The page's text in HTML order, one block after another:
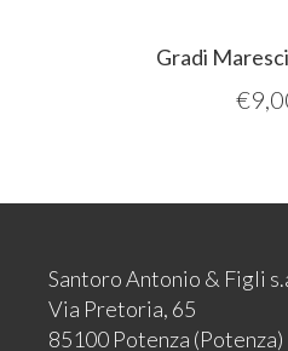
Gradi
€
Santoro Antonio & Figli
Via Pretoria, 65
85100 Potenza (Potenza)